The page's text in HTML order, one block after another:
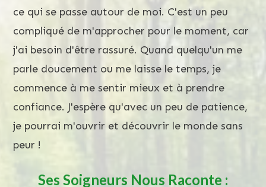
ce qui se passe autour de moi. C'est un peu
compliqué de m'approcher pour le moment, car
j'ai besoin d'être rassuré. Quand quelqu'un me
parle doucement ou me laisse le temps, je
commence à me sentir mieux et à prendre
confiance. J'espère qu'avec un peu de patience,
je pourrai m'ouvrir et découvrir le monde sans
peur !
Ses Soigneurs Nous Raconte :